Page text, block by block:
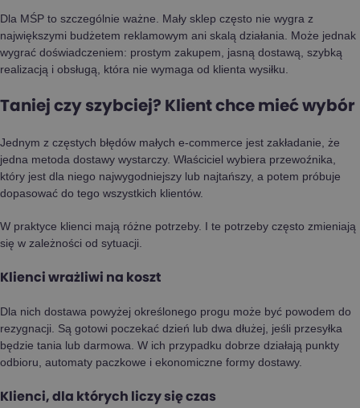
Dla MŚP to szczególnie ważne. Mały sklep często nie wygra z
największymi budżetem reklamowym ani skalą działania. Może jednak
wygrać doświadczeniem: prostym zakupem, jasną dostawą, szybką
realizacją i obsługą, która nie wymaga od klienta wysiłku.
Taniej czy szybciej? Klient chce mieć wybór
Jednym z częstych błędów małych e-commerce jest zakładanie, że
jedna metoda dostawy wystarczy. Właściciel wybiera przewoźnika,
który jest dla niego najwygodniejszy lub najtańszy, a potem próbuje
dopasować do tego wszystkich klientów.
W praktyce klienci mają różne potrzeby. I te potrzeby często zmieniają
się w zależności od sytuacji.
Klienci wrażliwi na koszt
Dla nich dostawa powyżej określonego progu może być powodem do
rezygnacji. Są gotowi poczekać dzień lub dwa dłużej, jeśli przesyłka
będzie tania lub darmowa. W ich przypadku dobrze działają punkty
odbioru, automaty paczkowe i ekonomiczne formy dostawy.
Klienci, dla których liczy się czas